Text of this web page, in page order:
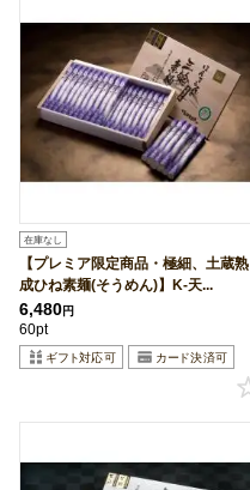
在庫なし
【プレミア限定商品・極細、土蔵熟
成ひね素麺(そうめん)】K-天...
6,480円
60pt